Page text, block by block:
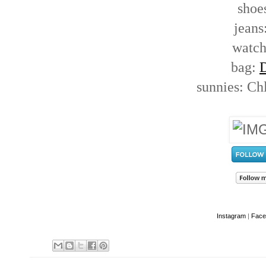
bag:
sunnies:
Instagram|